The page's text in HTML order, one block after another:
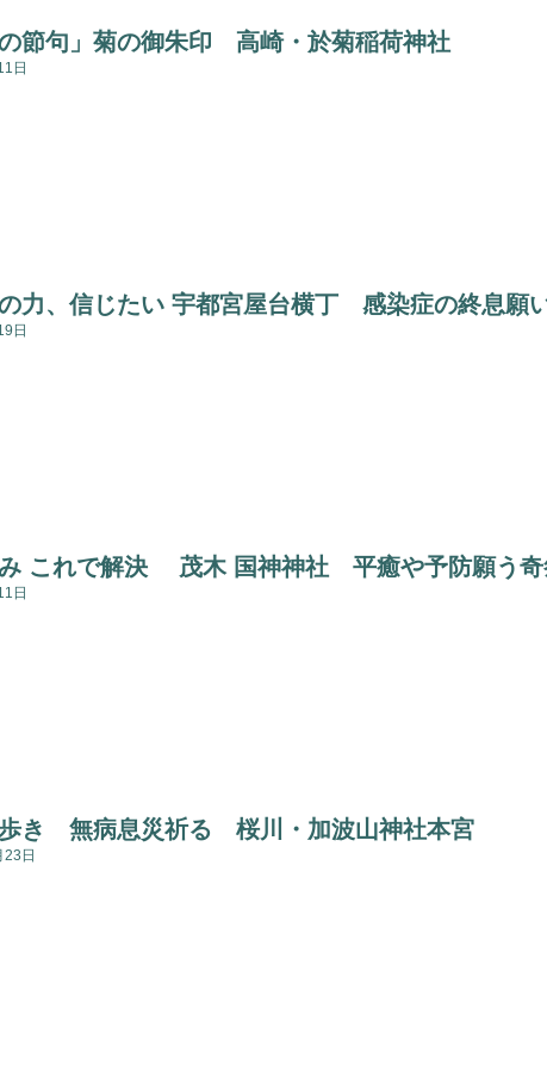
の節句」菊の御朱印 高崎・於菊稲荷神社
日
力、信じたい 宇都宮屋台横丁 感染症の終息願
日
これで解決 茂木 国神神社 平癒や予防願う奇
日
き 無病息災祈る 桜川・加波山神社本宮
日